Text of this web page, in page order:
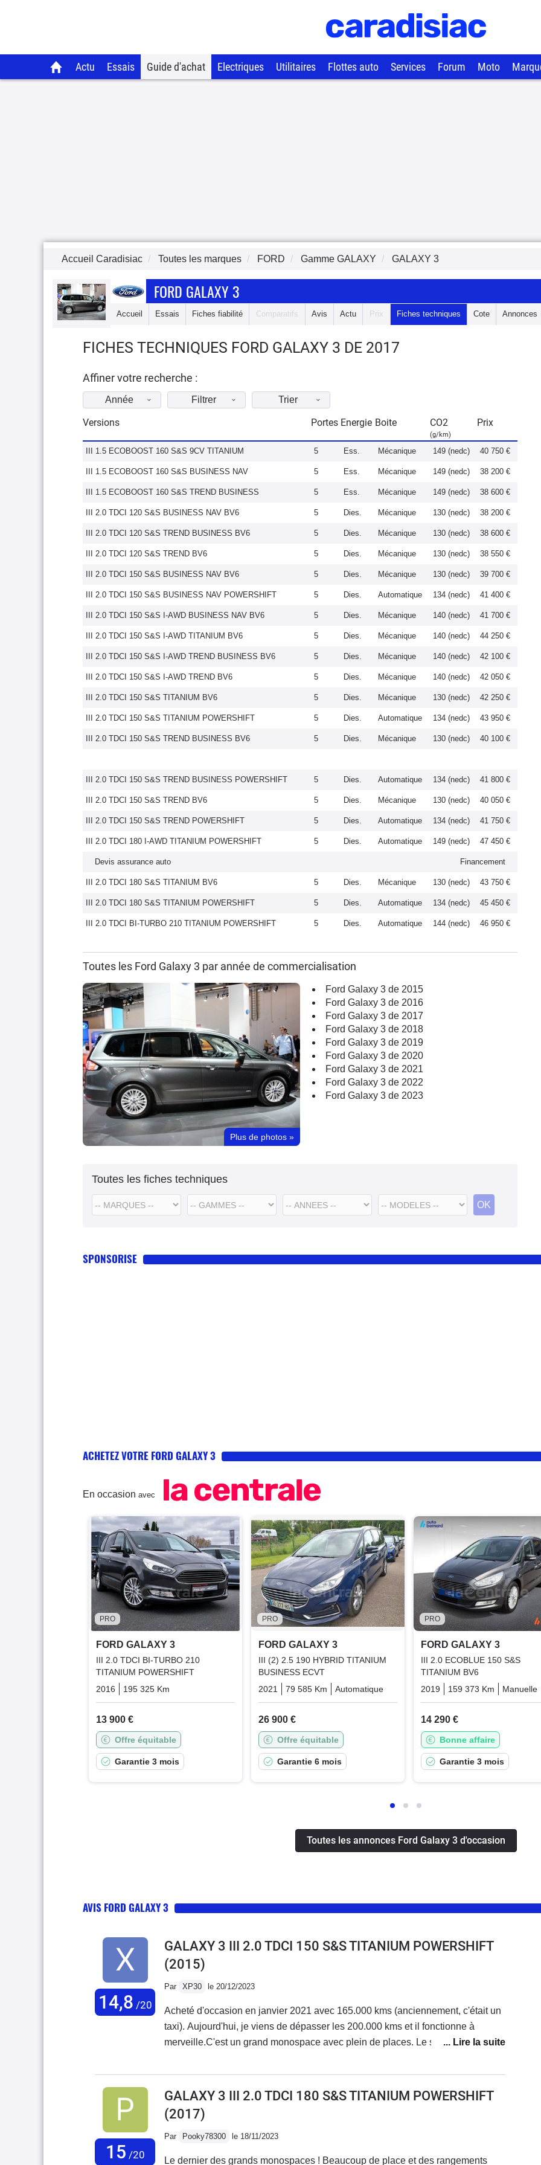
Actu Essais Guide d'achat Electriques Utilitaires Flottes auto Services Forum Moto
Accueil Caradisiac Toutes les marques FORD Gamme GALAXY GALAXY 3
FORD GALAXY 3
Accueil Essais Fiches fiabilité Comparatifs Avis Actu Prix Fiches techniques Cote Annonces
FICHES TECHNIQUES FORD GALAXY 3 DE 2017
Affiner votre recherche :
Année Filtrer Trier
Versions Portes Energie Boite CO2
(g/km)
Prix
III 1.5 ECOBOOST 160 S&S 9CV TITANIUM 5 Ess. Mécanique 149 (nedc) 40 750 €
III 1.5 ECOBOOST 160 S&S BUSINESS NAV 5 Ess. Mécanique 149 (nedc) 38 200 €
III 1.5 ECOBOOST 160 S&S TREND BUSINESS 5 Ess. Mécanique 149 (nedc) 38 600 €
III 2.0 TDCI 120 S&S BUSINESS NAV BV6 5 Dies. Mécanique 130 (nedc) 38 200 €
III 2.0 TDCI 120 S&S TREND BUSINESS BV6 5 Dies. Mécanique 130 (nedc) 38 600 €
III 2.0 TDCI 120 S&S TREND BV6 5 Dies. Mécanique 130 (nedc) 38 550 €
III 2.0 TDCI 150 S&S BUSINESS NAV BV6 5 Dies. Mécanique 130 (nedc) 39 700 €
III 2.0 TDCI 150 S&S BUSINESS NAV POWERSHIFT 5 Dies. Automatique 134 (nedc) 41 400 €
III 2.0 TDCI 150 S&S I-AWD BUSINESS NAV BV6 5 Dies. Mécanique 140 (nedc) 41 700 €
III 2.0 TDCI 150 S&S I-AWD TITANIUM BV6 5 Dies. Mécanique 140 (nedc) 44 250 €
III 2.0 TDCI 150 S&S I-AWD TREND BUSINESS BV6 5 Dies. Mécanique 140 (nedc) 42 100 €
III 2.0 TDCI 150 S&S I-AWD TREND BV6 5 Dies. Mécanique 140 (nedc) 42 050 €
III 2.0 TDCI 150 S&S TITANIUM BV6 5 Dies. Mécanique 130 (nedc) 42 250 €
III 2.0 TDCI 150 S&S TITANIUM POWERSHIFT 5 Dies. Automatique 134 (nedc) 43 950 €
III 2.0 TDCI 150 S&S TREND BUSINESS BV6 5 Dies. Mécanique 130 (nedc) 40 100 €
III 2.0 TDCI 150 S&S TREND BUSINESS POWERSHIFT 5 Dies. Automatique 134 (nedc) 41 800 €
III 2.0 TDCI 150 S&S TREND BV6 5 Dies. Mécanique 130 (nedc) 40 050 €
III 2.0 TDCI 150 S&S TREND POWERSHIFT 5 Dies. Automatique 134 (nedc) 41 750 €
III 2.0 TDCI 180 I-AWD TITANIUM POWERSHIFT 5 Dies. Automatique 149 (nedc) 47 450 €
Devis assurance auto Financement
III 2.0 TDCI 180 S&S TITANIUM BV6 5 Dies. Mécanique 130 (nedc) 43 750 €
III 2.0 TDCI 180 S&S TITANIUM POWERSHIFT 5 Dies. Automatique 134 (nedc) 45 450 €
III 2.0 TDCI BI-TURBO 210 TITANIUM POWERSHIFT 5 Dies. Automatique 144 (nedc) 46 950 €
Toutes les Ford Galaxy 3 par année de commercialisation
Plus de photos »
Ford Galaxy 3 de 2015
Ford Galaxy 3 de 2016
Ford Galaxy 3 de 2017
Ford Galaxy 3 de 2018
Ford Galaxy 3 de 2019
Ford Galaxy 3 de 2020
Ford Galaxy 3 de 2021
Ford Galaxy 3 de 2022
Ford Galaxy 3 de 2023
Toutes les fiches techniques
SPONSORISE
ACHETEZ VOTRE FORD GALAXY 3
En occasion avec
PRO
FORD GALAXY 3
III 2.0 TDCI BI-TURBO 210
TITANIUM POWERSHIFT
2016
195 325 Km
13 900 €
Offre équitable
Garantie 3 mois
PRO
FORD GALAXY 3
III (2) 2.5 190 HYBRID TITANIUM
BUSINESS ECVT
2021
79 585 Km Automatique Hybrid_essence_electric
26 900 €
Offre équitable
Garantie 6 mois
PRO
FORD GALAXY 3
III 2.0 ECOBLUE 150 S&S
TITANIUM BV6
2019
159 373 Km Manuelle
14 290 €
Bonne affaire
Garantie 3 mois
Toutes les annonces Ford Galaxy 3 d'occasion
AVIS FORD GALAXY 3
14,8 /20
GALAXY 3 III 2.0 TDCI 150 S&S TITANIUM POWERSHIFT
(2015)
Par XP30 le 20/12/2023
Acheté d'occasion en janvier 2021 avec 165.000 kms (anciennement, c'était un
taxi). Aujourd'hui, je viens de dépasser les 200.000 kms et il fonctionne à
merveille.C'est un grand monospace avec plein de places. Le système de repli
troisième rang s'abaisse et se relève électriquement. Tous les sièges rabattus,
le plancher est immense et parfaitement plat.Il se conduit pratiquement comme
une berline dans un très grand confort. Je possède l'option sièges massant,
multi-contours, chauffants et ventilés. Génial !Je confirme que la consommation
est de 7 litres sur autoroute à 130 au régulateur, avec coffre de toit, porte vélo
15 /20
GALAXY 3 III 2.0 TDCI 180 S&S TITANIUM POWERSHIFT
(2017)
Par Pooky78300 le 18/11/2023
Le dernier des grands monospaces ! Beaucoup de place et des rangements